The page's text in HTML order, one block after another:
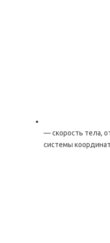
— скорость тела,
системы координат